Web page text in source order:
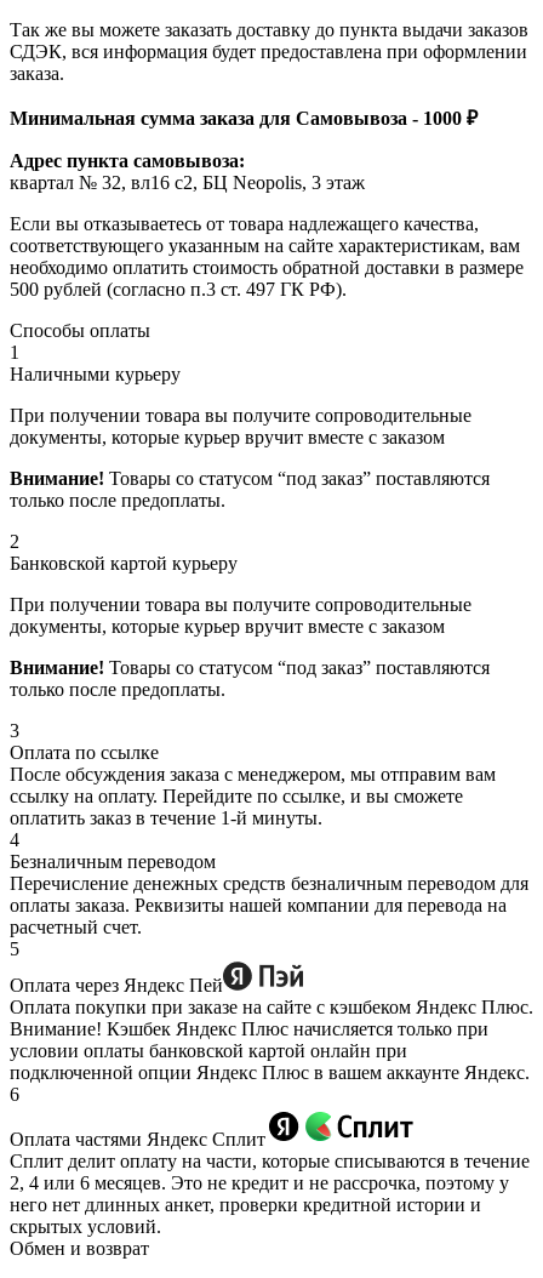
Так же вы можете заказать доставку до пункта выдачи заказов
СДЭК, вся информация будет предоставлена при оформлении
заказа.
Минимальная сумма заказа для Самовывоза - 1000 ₽
Адрес пункта самовывоза:
квартал № 32, вл16 с2, БЦ Neopolis, 3 этаж
Если вы отказываетесь от товара надлежащего качества,
соответствующего указанным на сайте характеристикам, вам
необходимо оплатить стоимость обратной доставки в размере
500 рублей (согласно п.3 ст. 497 ГК РФ).
Способы оплаты
1
Наличными курьеру
При получении товара вы получите сопроводительные
документы, которые курьер вручит вместе с заказом
Внимание! Товары со статусом “под заказ” поставляются
только после предоплаты.
2
Банковской картой курьеру
При получении товара вы получите сопроводительные
документы, которые курьер вручит вместе с заказом
Внимание! Товары со статусом “под заказ” поставляются
только после предоплаты.
3
Оплата по ссылке
После обсуждения заказа с менеджером, мы отправим вам
ссылку на оплату. Перейдите по ссылке, и вы сможете
оплатить заказ в течение 1-й минуты.
4
Безналичным переводом
Перечисление денежных средств безналичным переводом для
оплаты заказа. Реквизиты нашей компании для перевода на
расчетный счет.
5
Оплата через Яндекс Пей
Оплата покупки при заказе на сайте с кэшбеком Яндекс Плюс.
Внимание! Кэшбек Яндекс Плюс начисляется только при
условии оплаты банковской картой онлайн при
подключенной опции Яндекс Плюс в вашем аккаунте Яндекс.
6
Оплата частями Яндекс Сплит
Сплит делит оплату на части, которые списываются в течение
2, 4 или 6 месяцев. Это не кредит и не рассрочка, поэтому у
него нет длинных анкет, проверки кредитной истории и
скрытых условий.
Обмен и возврат